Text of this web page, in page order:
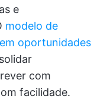
e
modelo de
oportunidades
com
facilidade.